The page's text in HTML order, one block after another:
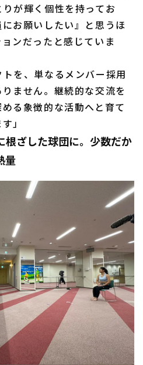
が輝く個性を持ってお
お願いしたい』と思うほ
ンだったと感じていま
を、単なるメンバー採用
ません。継続的な交流を
る象徴的な活動へと育て
」
根ざした球団に。少数だか
量